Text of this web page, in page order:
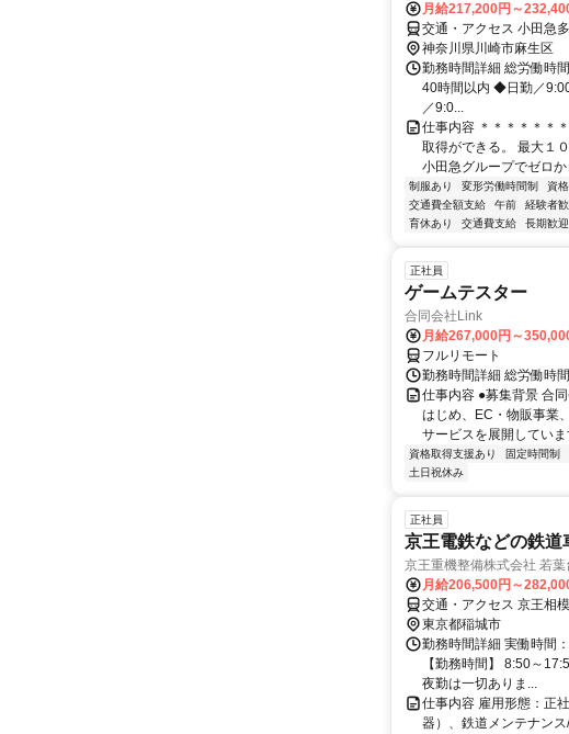
月給217,200円～
交通・アクセス 小田急
神奈川県川崎市麻生区
勤務時間詳細 総労働時
40時間以内 ◆日勤／
／9:0...
仕事内容 ＊＊＊＊＊＊
取得ができる。 最大１
小田急グループでゼロ
制服あり 変形労働時間制 資
交通費全額支給
午前 経験者
育休あり
交通費支給 長期歓迎
正社員
ゲームテスター
合同会社Link
月給267,000円～
フルリモート
勤務時間詳細 総労働時
仕事内容 ●募集背景 合
はじめ、EC・物販事業
サービスを展開してい
資格取得支援あり 固定時間制
土日祝休み
正社員
京王電鉄などの鉄道
京王重機整備株式会社 若
月給206,500円～
交通・アクセス 京王相
東京都稲城市
勤務時間詳細 実働時間
【勤務時間】 8:50～
夜勤は一切ありま...
仕事内容 雇用形態：正
器）、鉄道メンテナン